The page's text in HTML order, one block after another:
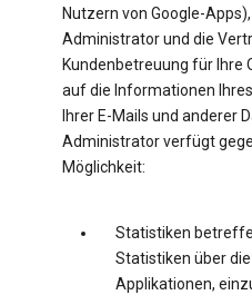
Nutzern von Google-
Administrator und die
Kundenbetreuung für Ihre
auf die Informationen
Ihrer E-Mails und anderer
Administrator verfügt
Möglichkeit:
Statistiken
Statistiken über
Applikationen,